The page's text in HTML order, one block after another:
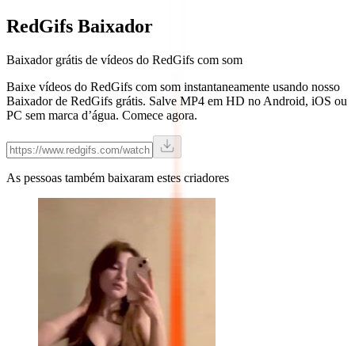
RedGifs Baixador
Baixador grátis de vídeos do RedGifs com som
Baixe vídeos do RedGifs com som instantaneamente usando nosso
Baixador de RedGifs grátis. Salve MP4 em HD no Android, iOS ou
PC sem marca d’água. Comece agora.
As pessoas também baixaram estes criadores